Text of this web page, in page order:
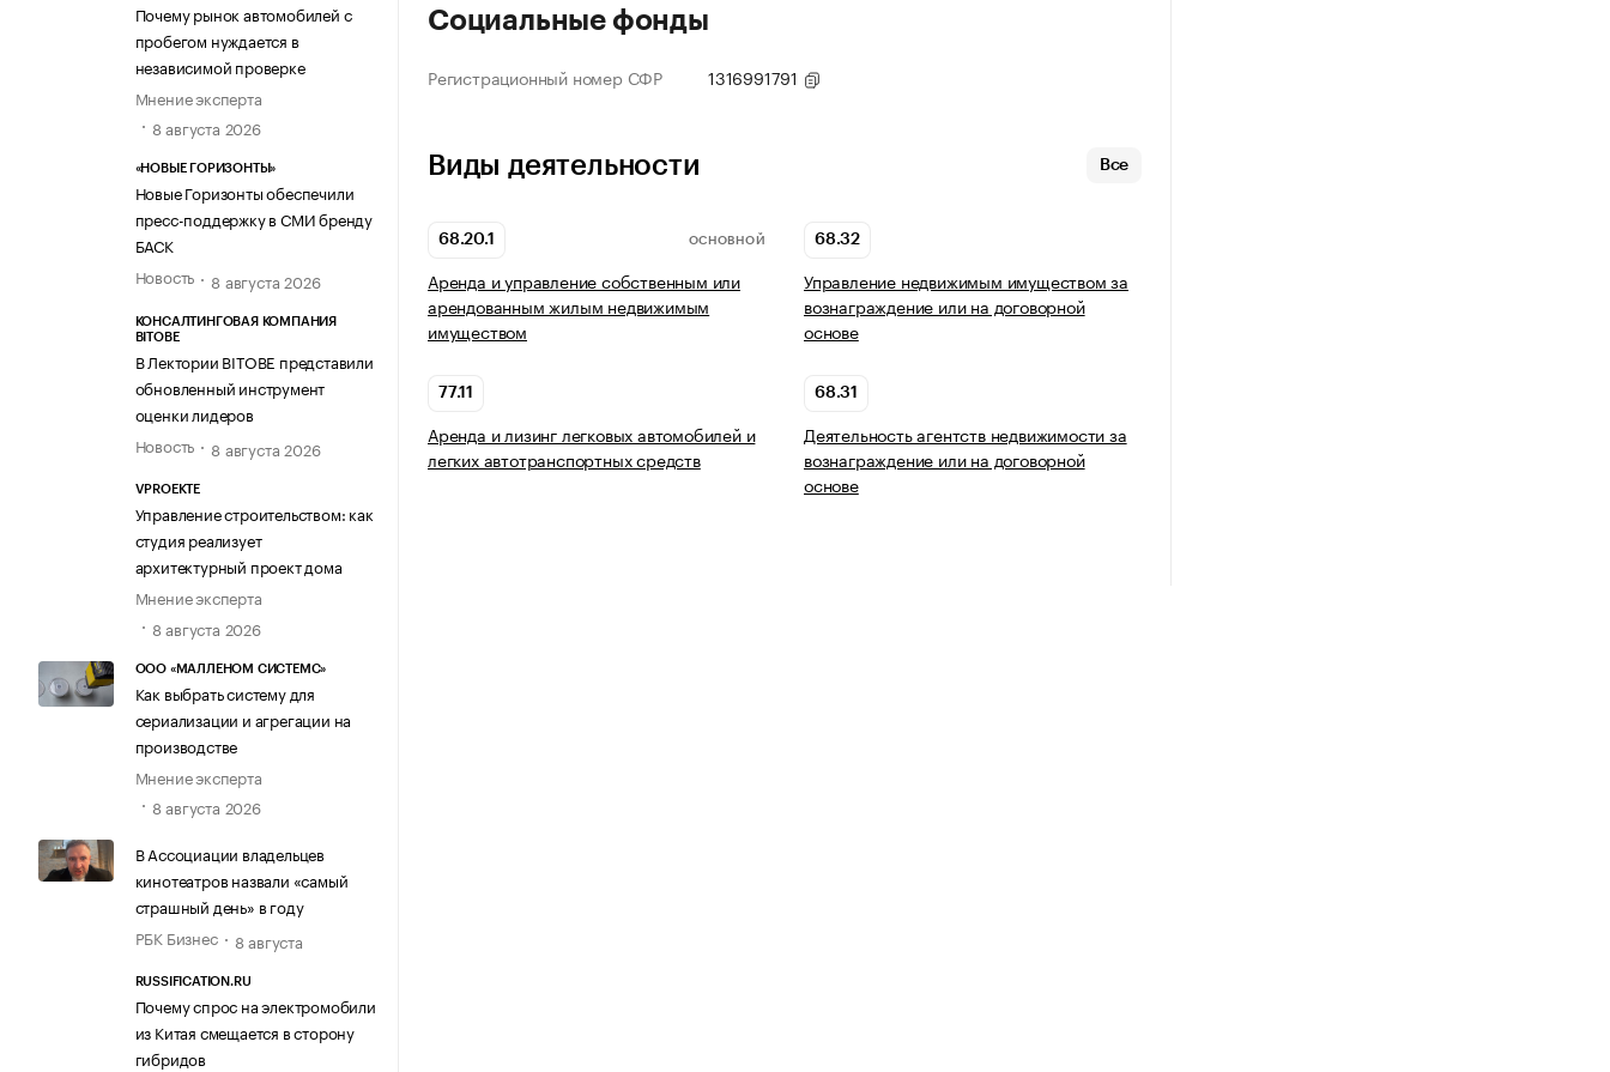
Почему рынок автомобилей с
пробегом нуждается в
независимой проверке
Мнение эксперта
8 августа 2026
«НОВЫЕ ГОРИЗОНТЫ»
Новые Горизонты обеспечили
пресс-поддержку в СМИ бренду
БАСК
Новость
8 августа 2026
КОНСАЛТИНГОВАЯ КОМПАНИЯ
BITOBE
В Лектории BITOBE представили
обновленный инструмент
оценки лидеров
Новость
8 августа 2026
VPROEKTE
Управление строительством: как
студия реализует
архитектурный проект дома
Мнение эксперта
8 августа 2026
ООО «МАЛЛЕНОМ СИСТЕМС»
Как выбрать систему для
сериализации и агрегации на
производстве
Мнение эксперта
8 августа 2026
В Ассоциации владельцев
кинотеатров назвали «самый
страшный день» в году
РБК Бизнес
8 августа
RUSSIFICATION.RU
Почему спрос на электромобили
из Китая смещается в сторону
гибридов
Социальные фонды
Регистрационный номер СФР 1316991791
Виды деятельности Все
68.20.1 ОСНОВНОЙ
Аренда и управление собственным или
арендованным жилым недвижимым
имуществом
68.32
Управление недвижимым имуществом за
вознаграждение или на договорной
основе
77.11
Аренда и лизинг легковых автомобилей и
легких автотранспортных средств
68.31
Деятельность агентств недвижимости за
вознаграждение или на договорной
основе